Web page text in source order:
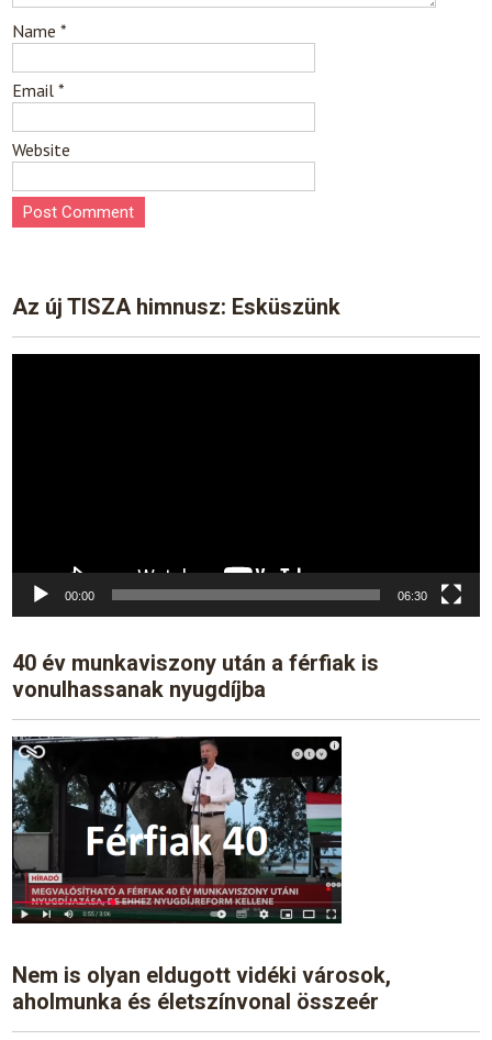
Name*
Email*
Website
Az új TISZA himnusz: Esküszünk
00:00 06:30
40 év munkaviszony után a férfiak is
vonulhassanak nyugdíjba
Nem is olyan eldugott vidéki városok,
aholmunka és életszínvonal összeér